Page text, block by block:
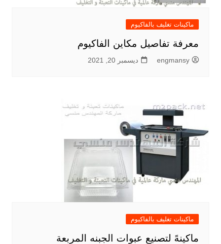
ماكينات تغليف بالفاكيوم
معرفة تفاصيل مكاين الفاكيوم
engmansy ديسمبر 20, 2021
ماكينات تغليف بالفاكيوم
ماكينهً لتصنيع عبوات الجبنه المربعة